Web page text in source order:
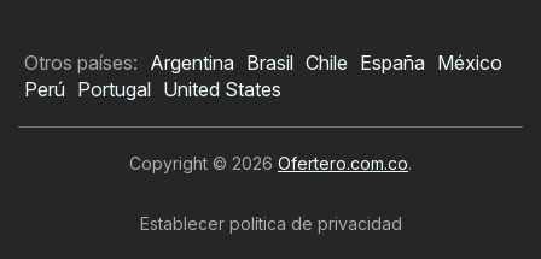
Otros países: Argentina Brasil Chile España México
Perú Portugal United States
Copyright © 2026 Ofertero.com.co.
Establecer política de privacidad